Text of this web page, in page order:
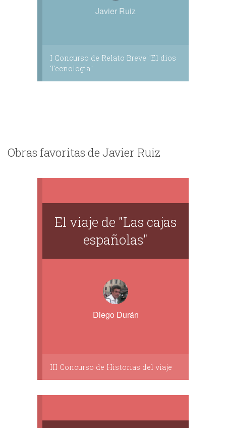
Javier Ruiz
I Concurso de Relato Breve "El dios
Tecnología"
Obras favoritas de Javier Ruiz
El viaje de "Las cajas
españolas"
Diego Durán
III Concurso de Historias del viaje